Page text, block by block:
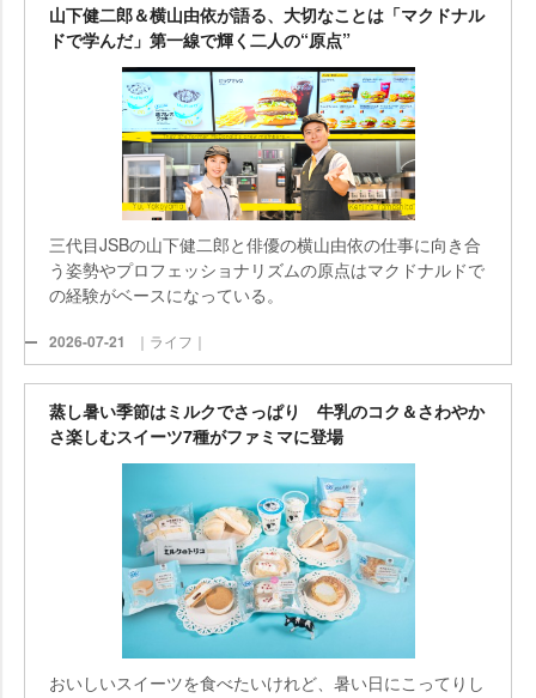
山下健二郎＆横山由依が語る、大切なことは「マクドナル
ドで学んだ」第一線で輝く二人の“原点”
三代目JSBの山下健二郎と俳優の横山由依の仕事に向き合
う姿勢やプロフェッショナリズムの原点はマクドナルドで
の経験がベースになっている。
2026-07-21 ｜ライフ｜
蒸し暑い季節はミルクでさっぱり 牛乳のコク＆さわやか
さ楽しむスイーツ7種がファミマに登場
おいしいスイーツを食べたいけれど、暑い日にこってりし